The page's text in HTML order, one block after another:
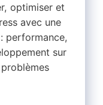
optimiser et
avec une
performance,
sur